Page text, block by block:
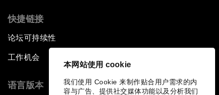
本网站使用 cookie
我们使用 Cookie 来制作贴合用户需求的内
容与广告、提供社交媒体功能以及分析我们
快捷链接
论坛可持续性
工作机会
语言版本